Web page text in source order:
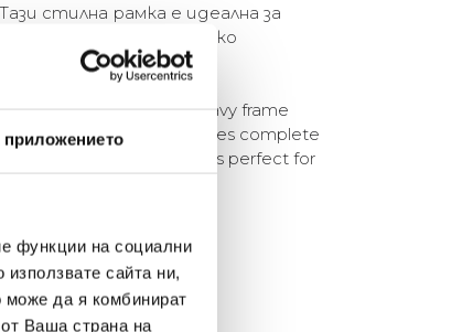
приложението
функции на социални
сайта ни,
може да я комбинират
Ваша страна на
стилна рамка е идеална за
към всяко
to the 1970s with a wavy frame
Atelier, the frame comes complete
backing. This stylish frame is perfect for